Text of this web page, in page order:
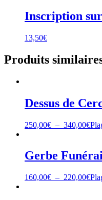
Inscription
13,50€
Produits
Dessus de
250,00€ – 340,00€
Gerbe
160,00€ – 220,00€